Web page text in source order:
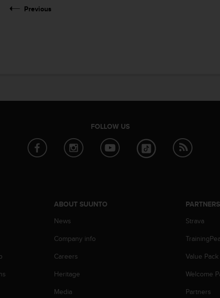
Previous
FOLLOW US
ABOUT SUUNTO
News
Company info
Careers
Heritage
Media
PARTNERS
Strava
Value Pack
Welcome
Partners